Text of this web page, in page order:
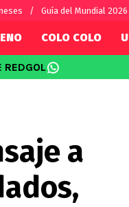
Guía del Mundial 2026
Conference
Ligue 1
Premier
Serie A
COLO COLO
REDGOL
a